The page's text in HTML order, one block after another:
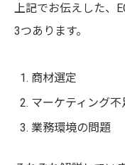
上記でお伝えした、
3つあります。
商材選定
マーケティング不
業務環境の問題